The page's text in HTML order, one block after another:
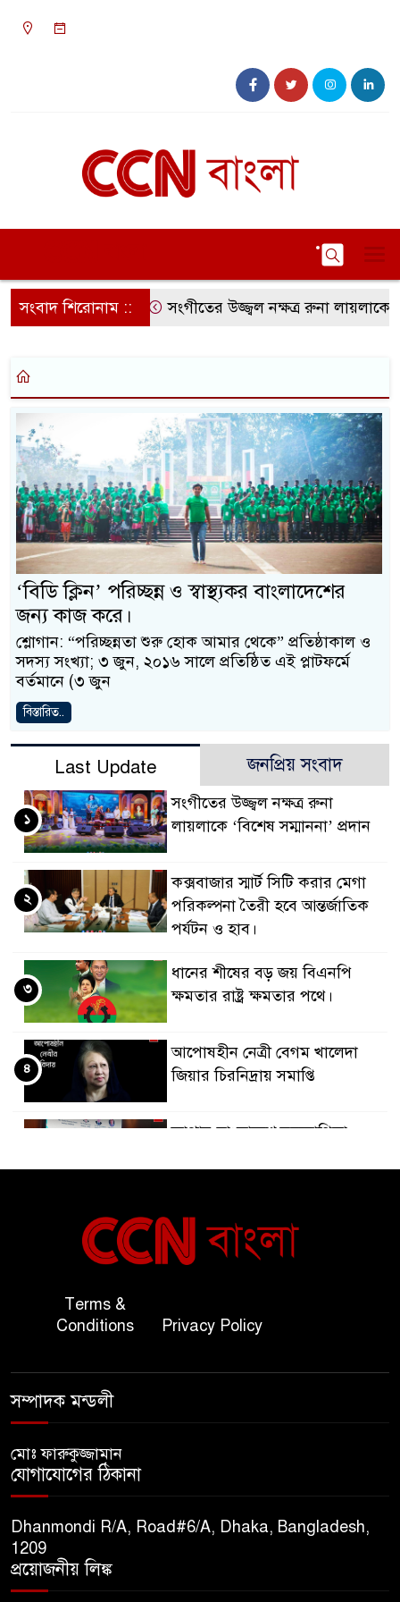
সংবাদ শিরোনাম :: সংগীতের উজ্জ্বল নক্ষত্র রুনা লায়লাকে
‘বিডি ক্লিন’ পরিচ্ছন্ন ও স্বাস্থ্যকর বাংলাদেশের
জন্য কাজ করে।
শ্লোগান: “পরিচ্ছন্নতা শুরু হোক আমার থেকে” প্রতিষ্ঠাকাল ও
সদস্য সংখ্যা; ৩ জুন, ২০১৬ সালে প্রতিষ্ঠিত এই প্লাটফর্মে
বর্তমানে (৩ জুন
বিস্তারিত..
Last Update জনপ্রিয় সংবাদ
সংগীতের উজ্জ্বল নক্ষত্র রুনা
লায়লাকে ‘বিশেষ সম্মাননা’ প্রদান
১
কক্সবাজার স্মার্ট সিটি করার মেগা
পরিকল্পনা তৈরী হবে আন্তর্জাতিক
পর্যটন ও হাব।
২
ধানের শীষের বড় জয় বিএনপি
ক্ষমতার রাষ্ট্র ক্ষমতার পথে।
৩
আপোষহীন নেত্রী বেগম খালেদা
জিয়ার চিরনিদ্রায় সমাপ্তি
৪
জাপান-বাংলাদেশ সহযোগিতা
এবং সহ-পররাষ্ট্রমন্ত্রীর সৌজন্য
সাক্ষাৎ
অতিরিক্ত পুলিশ মহাপরিদর্শক
৮
৯
সুমাইয়া হারুন: মিস মাল্টিন্যাশনাল
১০
Terms &
Conditions
Privacy Policy
সম্পাদক মন্ডলী
মোঃ ফারুকুজ্জামান
যোগাযোগের ঠিকানা
Dhanmondi R/A, Road#6/A, Dhaka, Bangladesh,
1209
প্রয়োজনীয় লিঙ্ক